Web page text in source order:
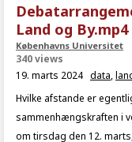
Land og By.mp4
Københavns Universitet
340 views
19. marts 2024 data,
Hvilke afstande er
sammenhængskraften i
om tirsdag den 12.